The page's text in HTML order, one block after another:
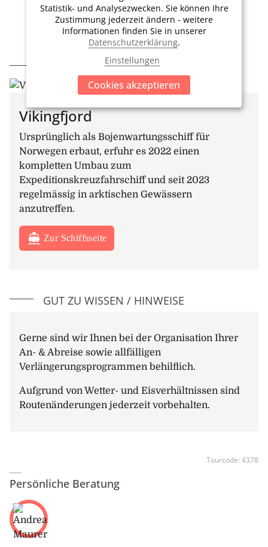
Tourcode: 4378
Persönliche Beratung
Trinkgelder
IHR ZUHAUSE UNTERWEGS
Vikingfjord
Ursprünglich als Bojenwartungsschiff für
Norwegen erbaut, erfuhr es 2022 einen
kompletten Umbau zum
Expeditionskreuzfahrschiff und seit 2023
regelmässig in arktischen Gewässern
anzutreffen.
Zur Schiffsseite
GUT ZU WISSEN / HINWEISE
Gerne sind wir Ihnen bei der Organisation Ihrer
An- & Abreise sowie allfälligen
Verlängerungsprogrammen behilflich.
Aufgrund von Wetter- und Eisverhältnissen sind
Routenänderungen jederzeit vorbehalten.
Statistik- und Analysezwecken. Sie können Ihre
Zustimmung jederzeit ändern - weitere
Informationen finden Sie in unserer
Datenschutzerklärung.
Einstellungen
Cookies akzeptieren